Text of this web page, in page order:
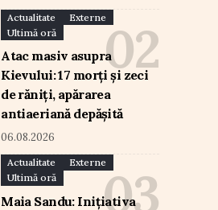
Actualitate
Externe
Ultimă oră
Atac masiv asupra
Kievului: 17 morți și zeci
de răniți, apărarea
antiaeriană depășită
06.08.2026
Actualitate
Externe
Ultimă oră
Maia Sandu: Inițiativa